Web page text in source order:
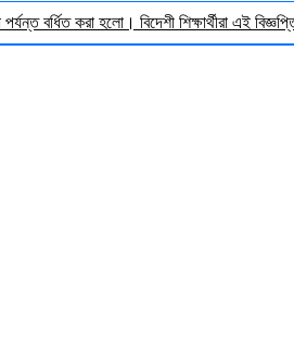
বর্ধিত করা হলো। বিদেশী শিক্ষার্থীরা এই